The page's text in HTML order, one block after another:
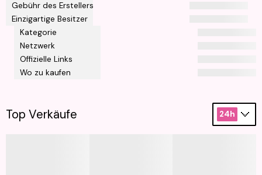
Gebühr des Erstellers
Einzigartige Besitzer
Kategorie
Netzwerk
Offizielle Links
Wo zu kaufen
Top Verkäufe 24h